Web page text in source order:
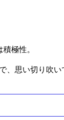
極性。
、思い切り吹い